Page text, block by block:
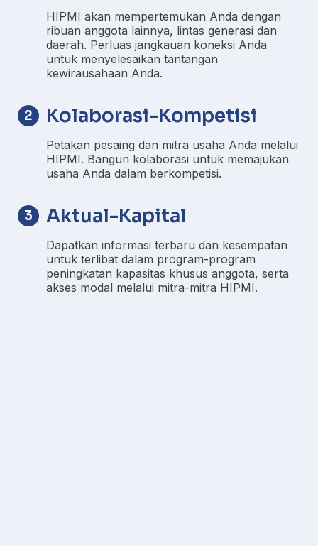
HIPMI akan mempertemukan Anda dengan
ribuan anggota lainnya, lintas generasi dan
daerah. Perluas jangkauan koneksi Anda
untuk menyelesaikan tantangan
kewirausahaan Anda.
2 Kolaborasi-Kompetisi
Petakan pesaing dan mitra usaha Anda melalui
HIPMI. Bangun kolaborasi untuk memajukan
usaha Anda dalam berkompetisi.
3 Aktual-Kapital
Dapatkan informasi terbaru dan kesempatan
untuk terlibat dalam program-program
peningkatan kapasitas khusus anggota, serta
akses modal melalui mitra-mitra HIPMI.